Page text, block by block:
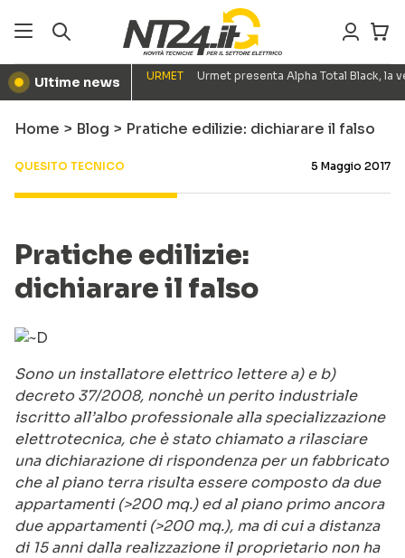
● Ultime news URMET Urmet presenta Alpha Total Black,
Home > Blog > Pratiche edilizie: dichiarare il falso
QUESITO TECNICO 5 Maggio 2017
Pratiche edilizie:
dichiarare il falso
Sono un installatore elettrico lettere a) e b)
decreto 37/2008, nonchè un perito industriale
iscritto all’albo professionale alla specializzazione
elettrotecnica, che è stato chiamato a rilasciare
una dichiarazione di rispondenza per un fabbricato
che al piano terra risulta essere composto da due
appartamenti (>200 mq.) ed al piano primo ancora
due appartamenti (>200 mq.), ma di cui a distanza
di 15 anni dalla realizzazione il proprietario non ha